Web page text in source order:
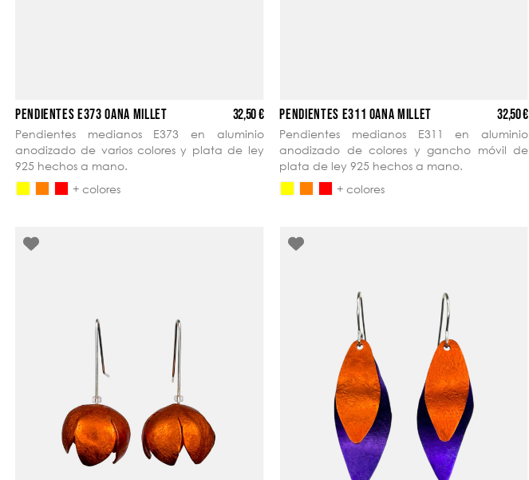
PENDIENTES E373 OANA MILLET 32,50 €
Pendientes medianos E373 en aluminio
anodizado de varios colores y plata de ley
925 hechos a mano.
+ colores
PENDIENTES E311 OANA MILLET 32,50 €
Pendientes medianos E311 en aluminio
anodizado de colores y gancho móvil de
plata de ley 925 hechos a mano.
+ colores